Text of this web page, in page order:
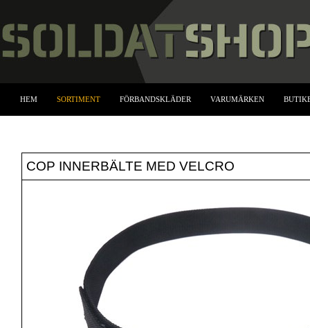
HEM SORTIMENT FÖRBANDSKLÄDER VARUMÄRKEN
COP INNERBÄLTE MED VELCRO